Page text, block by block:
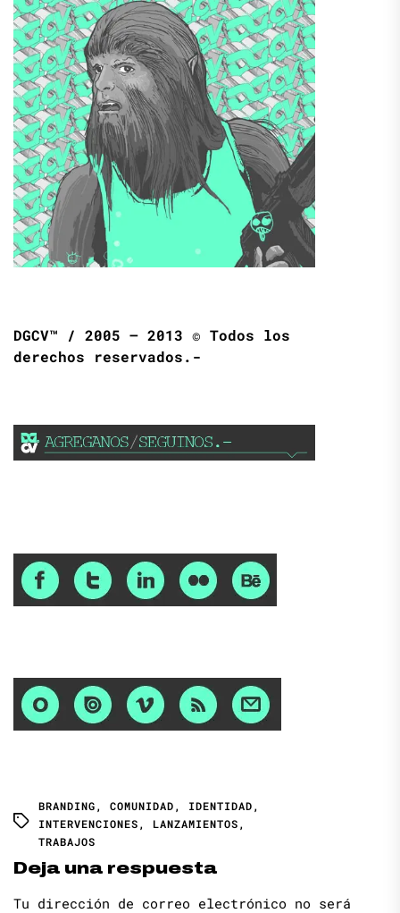
DGCV™ / 2005 – 2013 © Todos los
derechos reservados.-
BRANDING, COMUNIDAD, IDENTIDAD,
INTERVENCIONES, LANZAMIENTOS,
TRABAJOS
Deja una respuesta
Tu dirección de correo electrónico no será